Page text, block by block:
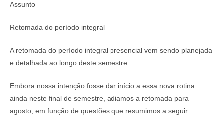
Assunto
Retomada do período integral
A retomada do período integral presencial vem sendo planejada
e detalhada ao longo deste semestre.
Embora nossa intenção fosse dar início a essa nova rotina
ainda neste final de semestre, adiamos a retomada para
agosto, em função de questões que resumimos a seguir.